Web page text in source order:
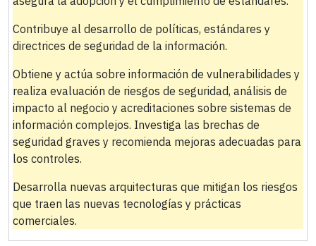
Contribuye al desarrollo de políticas, estándares y
directrices de seguridad de la información.
Obtiene y actúa sobre información de vulnerabilidades y
realiza evaluación de riesgos de seguridad, análisis de
impacto al negocio y acreditaciones sobre sistemas de
información complejos. Investiga las brechas de
seguridad graves y recomienda mejoras adecuadas para
los controles.
Desarrolla nuevas arquitecturas que mitigan los riesgos
que traen las nuevas tecnologías y prácticas
comerciales.